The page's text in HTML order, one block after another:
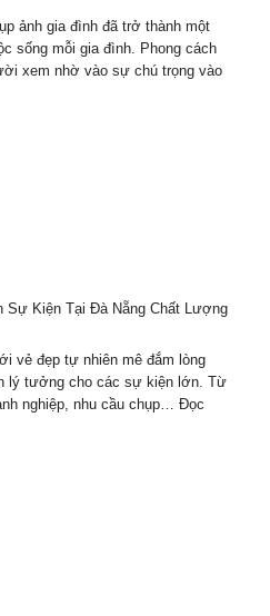
ảnh gia đình đã trở thành một
sống mỗi gia đình. Phong cách
xem nhờ vào sự chú trọng vào
Sự Kiện Tại Đà Nẵng Chất Lượng
vẻ đẹp tự nhiên mê đắm lòng
lý tưởng cho các sự kiện lớn. Từ
nghiệp, nhu cầu chụp… Đọc